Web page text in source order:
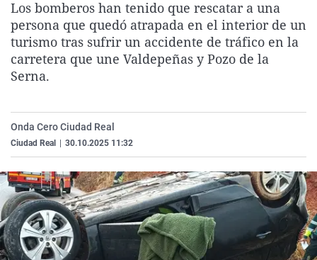
La rosa de los vientos
Gente viajera
Como el perro y el
Caso
Retornados
Equipo de
Extremadura
Galicia
La Rioja
País Vasco
Virales
Televisión
Elecciones
Los bomberos han tenido que rescatar a una
persona que quedó atrapada en el interior de un
turismo tras sufrir un accidente de tráfico en la
carretera que une Valdepeñas y Pozo de la
Serna.
Onda Cero Ciudad Real
Ciudad Real 30.10.2025 11:32